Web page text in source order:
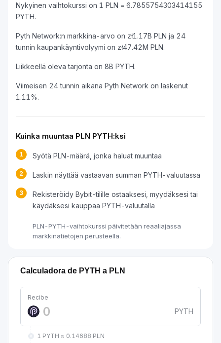
Nykyinen vaihtokurssi on 1 PLN = 6.7855754303414155
PYTH.
Pyth Network:n markkina-arvo on zł1.17B PLN ja 24
tunnin kaupankäyntivolyymi on zł47.42M PLN.
Liikkeellä oleva tarjonta on 8B PYTH.
Viimeisen 24 tunnin aikana Pyth Network on laskenut
1.11%.
Kuinka muuntaa PLN PYTH:ksi
1 Syötä PLN-määrä, jonka haluat muuntaa
2 Laskin näyttää vastaavan summan PYTH-valuutassa
3
Rekisteröidy Bybit-tilille ostaaksesi, myydäksesi tai
käydäksesi kauppaa PYTH-valuutalla
PLN-PYTH-vaihtokurssi päivitetään reaaliajassa
markkinatietojen perusteella.
Calculadora de PYTH a PLN
Recibe
PYTH
1 PYTH ≈ 0.14688 PLN